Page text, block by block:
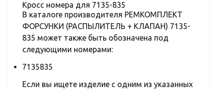
Кросс номера для 7135-835
В каталоге производителя РЕМКОМПЛЕКТ
ФОРСУНКИ (РАСПЫЛИТЕЛЬ + КЛАПАН) 7135-
835 может также быть обозначена под
следующими номерами:
7135835
Если вы ищете изделие с одним из указанных